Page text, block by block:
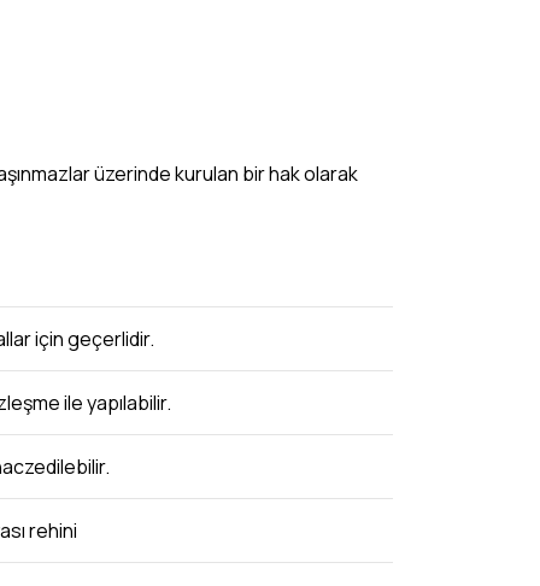
üzerinde kurulan bir hak olarak
için geçerlidir.
ile yapılabilir.
rehini